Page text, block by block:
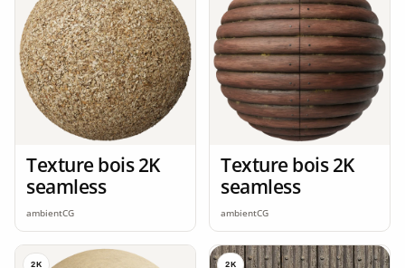
Texture bois 2K
seamless
ambientCG
Texture bois 2K
seamless
ambientCG
2K 2K